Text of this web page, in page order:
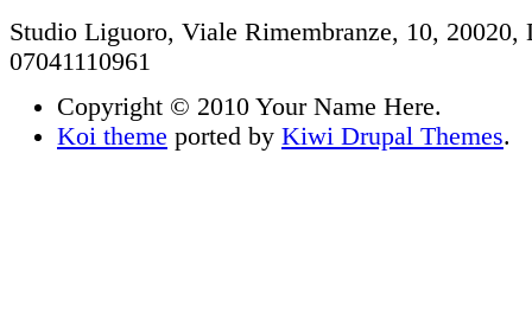
Studio Liguoro, Viale Rimembranze, 10,
07041110961
Copyright © 2010 Your Name Here.
Koi theme ported by Kiwi Drupal Themes.